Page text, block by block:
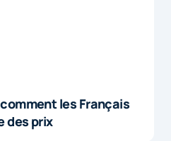
les Français
des prix